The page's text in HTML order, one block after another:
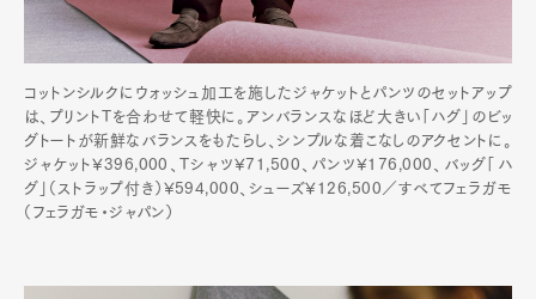
コットンシルクにウォッシュ加工を施したジャケットとパンツのセットアップ
は、プリントTを合わせて軽快に。アンバランスなほど大きい「ハグ」のビッ
グトートが新鮮なバランスをもたらし、シンプルな着こなしのアクセントに。
ジャケット¥396,000、Tシャツ¥71,500、パンツ¥176,000、バッグ「ハ
グ」（ストラップ付き）¥594,000、シューズ¥126,500／すべてフェラガモ
（フェラガモ・ジャパン）